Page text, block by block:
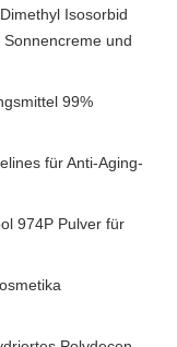
Isosorbid
und
99%
für Anti-Aging-
974P Pulver für